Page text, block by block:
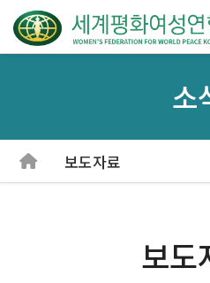
소
보도자료
보도